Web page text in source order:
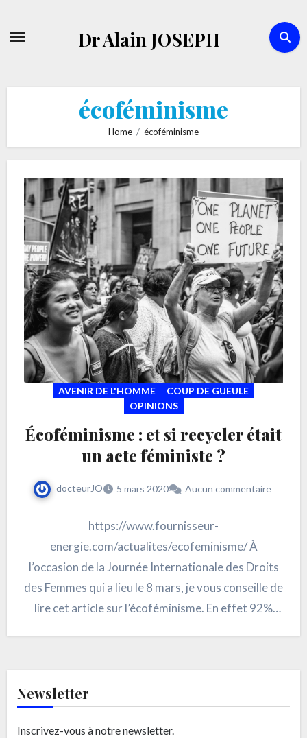
Dr Alain JOSEPH
écoféminisme
Home écoféminisme
AVENIR DE L'HOMME
COUP DE GUEULE
OPINIONS
Écoféminisme : et si recycler était
un acte féministe ?
docteurJO 5 mars 2020 Aucun commentaire
https://www.fournisseur-
energie.com/actualites/ecofeminisme/ À
l’occasion de la Journée Internationale des Droits
des Femmes qui a lieu le 8 mars, je vous conseille de
lire cet article sur l’écoféminisme. En effet 92%
Newsletter
Inscrivez-vous à notre newsletter.